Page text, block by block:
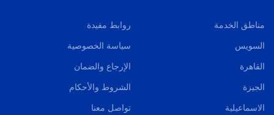
مناطق الخدمة
السويس
القاهرة
الجيزة
الاسماعيلية
روابط مفيدة
سياسة الخصوصية
الإرجاع والضمان
الشروط والأحكام
تواصل معنا